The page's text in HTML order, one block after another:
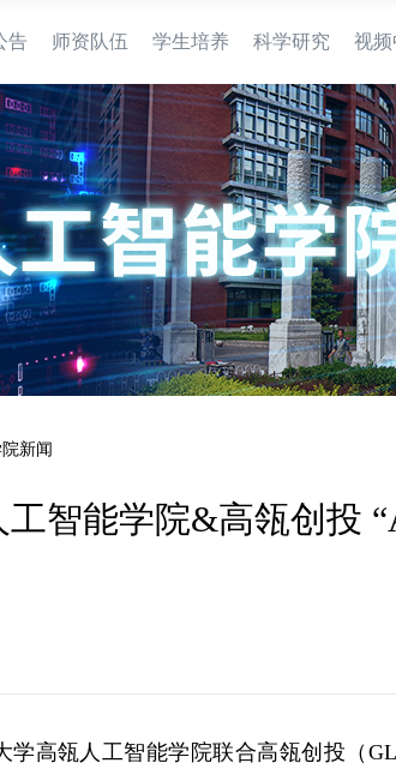
告 师资队伍 学生培养 科学研究 视
新闻
工智能学院&高瓴创投
学高瓴人工智能学院联合高瓴创投（